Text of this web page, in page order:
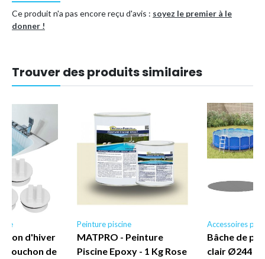
Référence (EAN)
Ce produit n'a pas encore reçu d'avis : soyez le premier à le
donner !
Trouver des produits similaires
d'hiver
Bouchon de
Peinture piscine
MATPRO - Peinture
Piscine Epoxy - 1 Kg Rose
Accessoires
Bâche de
clair Ø244